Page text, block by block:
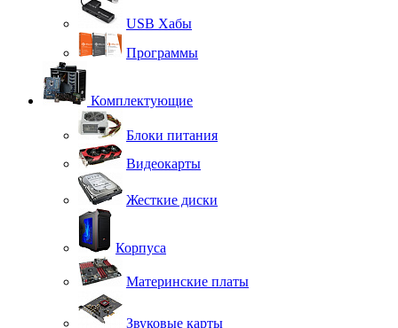
USB Хабы
Программы
Комплектующие
Блоки питания
Видеокарты
Жесткие диски
Корпуса
Материнские платы
Звуковые карты